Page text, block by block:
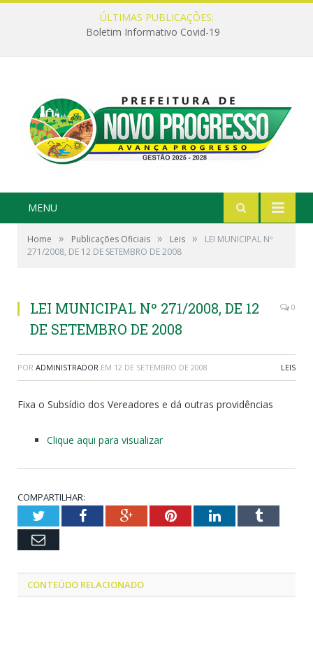
ÚLTIMAS PUBLICAÇÕES:
Boletim Informativo Covid-19
MENU
Home » Publicações Oficiais » Leis »
LEI MUNICIPAL Nº
271/2008, DE 12 DE SETEMBRO DE 2008
LEI MUNICIPAL Nº 271/2008, DE 12
DE SETEMBRO DE 2008
0
POR ADMINISTRADOR EM 12 DE SETEMBRO DE 2008 LEIS
Fixa o Subsídio dos Vereadores e dá outras providências
Clique aqui para visualizar
COMPARTILHAR:
TwitterFacebookGoogle+PinterestLinkedInTumblr
Email
CONTEÚDO RELACIONADO